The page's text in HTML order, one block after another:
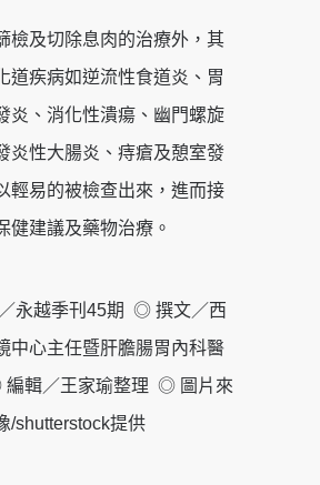
檢及切除息肉的治療外，其
道疾病如逆流性食道炎、胃
炎、消化性潰瘍、幽門螺旋
炎性大腸炎、痔瘡及憩室發
輕易的被檢查出來，進而接
健建議及藥物治療。
永越季刊45期 ◎ 撰文／西
中心主任暨肝膽腸胃內科醫
輯／王家瑜整理 ◎ 圖片來
/shutterstock提供